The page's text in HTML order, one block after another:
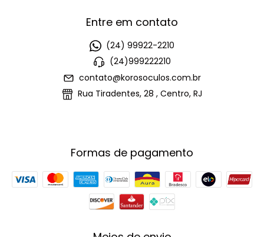
Entre em contato
(24) 99922-2210
(24)999222210
contato@korosoculos.com.br
Rua Tiradentes, 28 , Centro, RJ
Formas de pagamento